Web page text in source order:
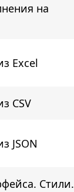
на
Excel
CSV
JSON
Стили.